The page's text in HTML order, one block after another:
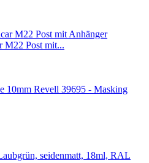
M22 Post mit...
Revell 39695 - Masking